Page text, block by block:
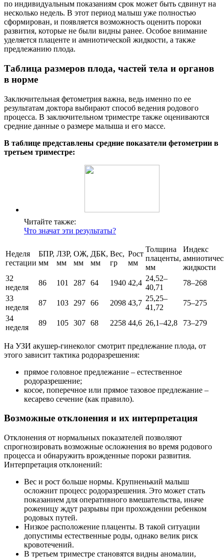
по индивидуальным показаниям срок может быть сдвинут на
несколько недель. В этот период малыш уже полностью
сформирован, и появляется возможность оценить пороки
развития, которые не были видны ранее. Особое внимание
уделяется плаценте и амниотической жидкости, а также
предлежанию плода.
Таблица размеров плода, частей тела и органов
в норме
Заключительная фетометрия важна, ведь именно по ее
результатам доктора выбирают способ ведения родового
процесса. В заключительном триместре также оцениваются
средние данные о размере малыша и его массе.
В таблице представлены средние показатели фетометрии в
третьем триместре:
Читайте также:
Что значат эти результаты?
Неделя
гестации
БПР,
мм
ЛЗР,
мм
ОЖ,
мм
ДБК,
мм
Вес,
гр
Рост
мм
Толщина
плаценты,
мм
Индекс
жидкости
32
неделя
86 101 287 64 1940 42,4
24,52–
40,71
78–268
33
неделя
87 103 297 66 2098 43,7
25,25–
41,72
75–275
34
неделя
89 105 307 68 2258 44,6 26,1–42,8 73–279
На УЗИ акушер-гинеколог смотрит предлежание плода, от
этого зависит тактика родоразрешения:
прямое головное предлежание – естественное
родоразрешение;
косое, поперечное или прямое тазовое предлежание –
кесарево сечение (как правило).
Возможные отклонения и их интерпретация
Отклонения от нормальных показателей позволяют
спрогнозировать возможные осложнения во время родового
процесса и обнаружить врожденные пороки развития.
Интерпретация отклонений:
Вес и рост больше нормы. Крупненький малыш
осложнит процесс родоразрешения. Это может стать
показанием для оперативного вмешательства, иначе
роженицу ждут разрывы при прохождении ребенком
родовых путей.
Низкое расположение плаценты. В такой ситуации
допустимы естественные роды, однако велик риск
кровотечений.
В третьем триместре становятся видны аномалии,